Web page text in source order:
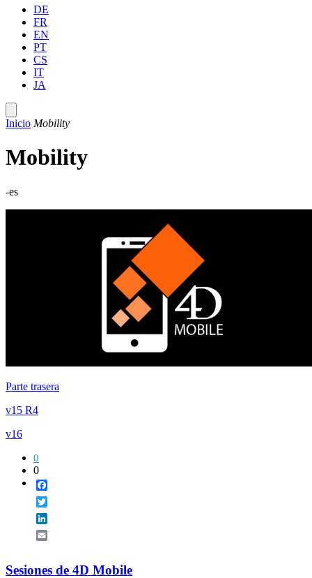
DE
FR
EN
PT
CS
IT
JA
Inicio Mobility
Mobility
-es
Parte trasera
v15 R4
v16
0
0
Sesiones de 4D Mobile